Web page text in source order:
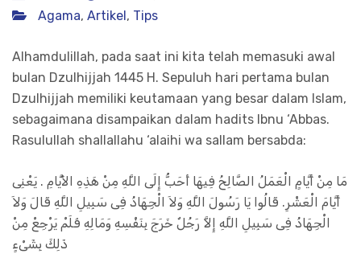
Agama, Artikel, Tips
Alhamdulillah, pada saat ini kita telah memasuki awal
bulan Dzulhijjah 1445 H. Sepuluh hari pertama bulan
Dzulhijjah memiliki keutamaan yang besar dalam Islam,
sebagaimana disampaikan dalam hadits Ibnu ‘Abbas.
Rasulullah shallallahu ‘alaihi wa sallam bersabda:
مَا مِنْ أَيَّامٍ الْعَمَلُ الصَّالِحُ فِيهَا أَحَبُّ إِلَى اللَّهِ مِنْ هَذِهِ الأَيَّامِ . يَعْنِى
أَيَّامَ الْعَشْرِ. قَالُوا يَا رَسُولَ اللَّهِ وَلاَ الْجِهَادُ فِى سَبِيلِ اللَّهِ قَالَ وَلاَ
الْجِهَادُ فِى سَبِيلِ اللَّهِ إِلاَّ رَجُلٌ خَرَجَ بِنَفْسِهِ وَمَالِهِ فَلَمْ يَرْجِعْ مِنْ
ذَلِكَ بِشَىْءٍ